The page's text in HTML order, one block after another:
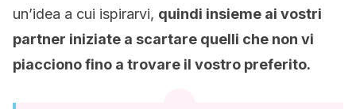
un’idea a cui ispirarvi, quindi insieme ai vostri
partner iniziate a scartare quelli che non vi
piacciono fino a trovare il vostro preferito.